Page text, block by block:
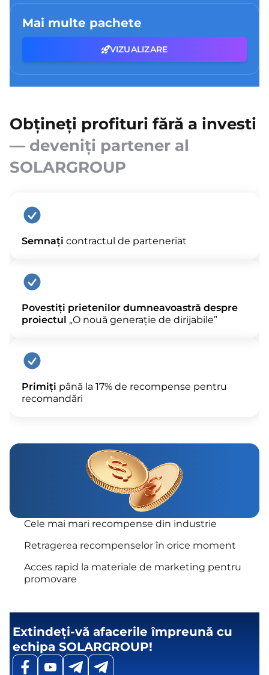
Mai multe pachete
VIZUALIZARE
Obțineți profituri fără a investi
— deveniți partener al
SOLARGROUP
Semnați contractul de parteneriat
Povestiți prietenilor dumneavoastră despre
proiectul „O nouă generație de dirijabile”
Primiți până la 17% de recompense pentru
recomandări
Cele mai mari recompense din industrie
Retragerea recompenselor în orice moment
Acces rapid la materiale de marketing pentru
promovare
Extindeți-vă afacerile împreună cu
echipa SOLARGROUP!